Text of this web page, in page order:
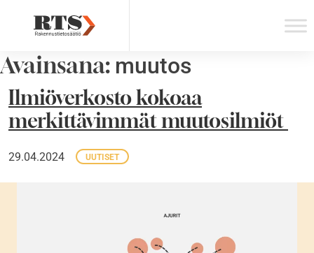
Avainsana: muutos
Ilmiöverkosto kokoaa
merkittävimmät muutosilmiöt
29.04.2024 UUTISET